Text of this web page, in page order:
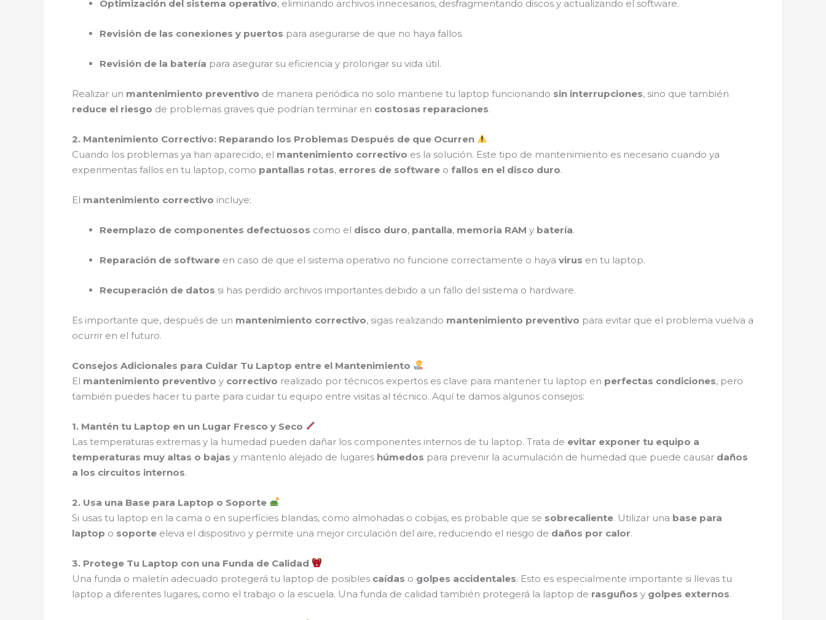
Optimización del sistema operativo, eliminando archivos innecesarios, desfragmentando discos y actualizando el software.
Revisión de las conexiones y puertos para asegurarse de que no haya fallos.
Revisión de la batería para asegurar su eficiencia y prolongar su vida útil.
Realizar un mantenimiento preventivo de manera periódica no solo mantiene tu laptop funcionando sin interrupciones, sino que también
reduce el riesgo de problemas graves que podrían terminar en costosas reparaciones.
2. Mantenimiento Correctivo: Reparando los Problemas Después de que Ocurren
Cuando los problemas ya han aparecido, el mantenimiento correctivo es la solución. Este tipo de mantenimiento es necesario cuando ya
experimentas fallos en tu laptop, como pantallas rotas, errores de software o fallos en el disco duro.
El mantenimiento correctivo incluye:
Reemplazo de componentes defectuosos como el disco duro, pantalla, memoria RAM y batería.
Reparación de software en caso de que el sistema operativo no funcione correctamente o haya virus en tu laptop.
Recuperación de datos si has perdido archivos importantes debido a un fallo del sistema o hardware.
Es importante que, después de un mantenimiento correctivo, sigas realizando mantenimiento preventivo para evitar que el problema vuelva a
ocurrir en el futuro.
Consejos Adicionales para Cuidar Tu Laptop entre el Mantenimiento
El mantenimiento preventivo y correctivo realizado por técnicos expertos es clave para mantener tu laptop en perfectas condiciones, pero
también puedes hacer tu parte para cuidar tu equipo entre visitas al técnico. Aquí te damos algunos consejos:
1. Mantén tu Laptop en un Lugar Fresco y Seco
Las temperaturas extremas y la humedad pueden dañar los componentes internos de tu laptop. Trata de evitar exponer tu equipo a
temperaturas muy altas o bajas y mantenlo alejado de lugares húmedos para prevenir la acumulación de humedad que puede causar daños
a los circuitos internos.
2. Usa una Base para Laptop o Soporte
Si usas tu laptop en la cama o en superficies blandas, como almohadas o cobijas, es probable que se sobrecaliente. Utilizar una base para
laptop o soporte eleva el dispositivo y permite una mejor circulación del aire, reduciendo el riesgo de daños por calor.
3. Protege Tu Laptop con una Funda de Calidad
Una funda o maletín adecuado protegerá tu laptop de posibles caídas o golpes accidentales. Esto es especialmente importante si llevas tu
laptop a diferentes lugares, como el trabajo o la escuela. Una funda de calidad también protegerá la laptop de rasguños y golpes externos.